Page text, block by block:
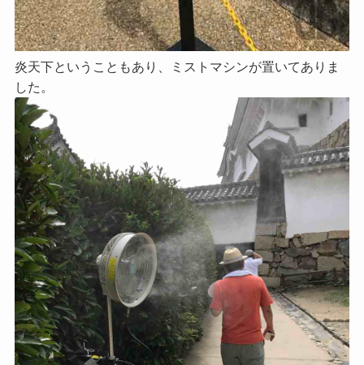
炎天下ということもあり、ミストマシンが置いてありま
した。